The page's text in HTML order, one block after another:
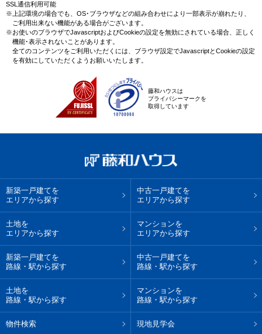
SSL通信利用可能
※上記環境の場合でも、OS･ブラウザなどの組み合わせにより一部表示が崩れたり、
ご利用出来ない機能がある場合がございます。
※お使いのブラウザでJavascriptおよびCookieの設定を無効にされている場合、正しく
機能･表示されないことがあります。
全てのコンテンツをご利用いただくには、ブラウザ設定でJavascriptとCookieの設定
を有効にしていただくようお願いいたします。
藤和ハウスは
プライバシーマークを
取得しています
新築一戸建てを
エリアから探す
中古一戸建てを
エリアから探す
土地を
エリアから探す
マンションを
エリアから探す
新築一戸建てを
路線・駅から探す
中古一戸建てを
路線・駅から探す
土地を
路線・駅から探す
マンションを
路線・駅から探す
物件検索 現地見学会